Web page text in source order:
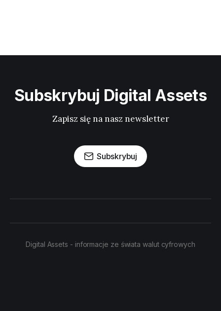
Subskrybuj Digital Assets
Zapisz się na nasz newsletter
Subskrybuj
Digital Assets - informacje ze świata walut cyfrowych